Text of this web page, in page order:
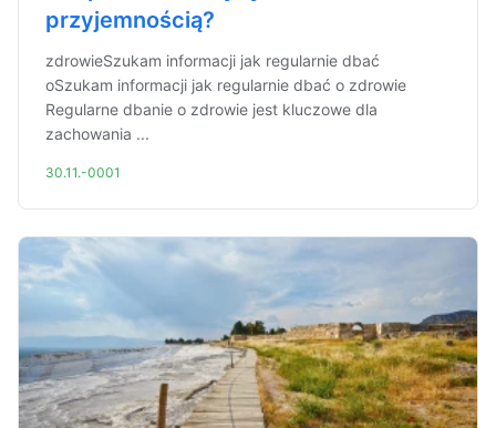
przyjemnością?
zdrowieSzukam informacji jak regularnie dbać
oSzukam informacji jak regularnie dbać o zdrowie
Regularne dbanie o zdrowie jest kluczowe dla
zachowania ...
30.11.-0001